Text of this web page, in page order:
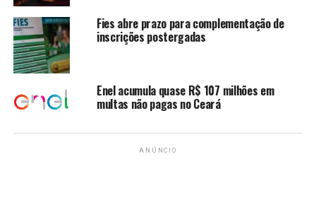
Fies abre prazo para complementação de
inscrições postergadas
Enel acumula quase R$ 107 milhões em
multas não pagas no Ceará
ANÚNCIO